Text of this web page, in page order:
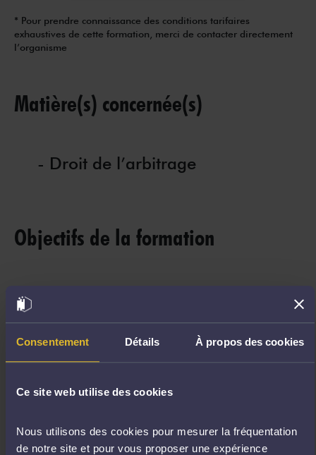
Consentement Détails À propos des cookies
Ce site web utilise des cookies
Nous utilisons des cookies pour mesurer la fréquentation
de notre site et pour vous proposer une expérience
* Pour prendre connaissance des conditions tarifaires
exhaustives de cette formation, merci de contacter directement
l’organisme
Matière(s) concernée(s)
- Droit de l’arbitrage
Objectifs de la formation
compétences clés nécessaires à
la maîtrise de la procédure
d'arbitrage
Formation ouverte à : Tout avocat